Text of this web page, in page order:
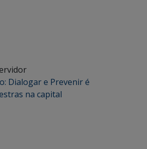
Dialogar e Prevenir é
na capital